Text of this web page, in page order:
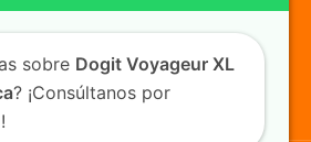
sobre Dogit Voyageur XL
? ¡Consúltanos por